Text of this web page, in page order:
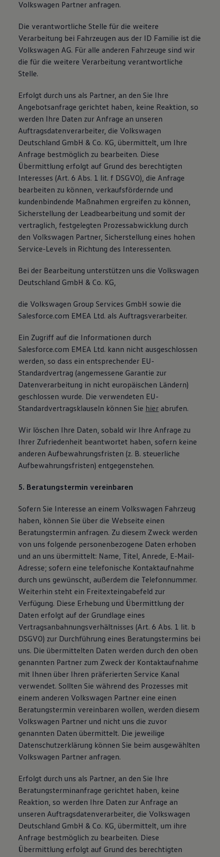
Volkswagen Partner anfragen.
Die verantwortliche Stelle für die weitere
Verarbeitung bei Fahrzeugen aus der ID Familie ist die
Volkswagen AG. Für alle anderen Fahrzeuge sind wir
die für die weitere Verarbeitung verantwortliche
Stelle.
Erfolgt durch uns als Partner, an den Sie Ihre
Angebotsanfrage gerichtet haben, keine Reaktion, so
werden Ihre Daten zur Anfrage an unseren
Auftragsdatenverarbeiter, die Volkswagen
Deutschland GmbH & Co. KG, übermittelt, um Ihre
Anfrage bestmöglich zu bearbeiten. Diese
Übermittlung erfolgt auf Grund des berechtigten
Interesses (Art. 6 Abs. 1 lit. f DSGVO), die Anfrage
bearbeiten zu können, verkaufsfördernde und
kundenbindende Maßnahmen ergreifen zu können,
Sicherstellung der Leadbearbeitung und somit der
vertraglich, festgelegten Prozessabwicklung durch
den Volkswagen Partner, Sicherstellung eines hohen
Service-Levels in Richtung des Interessenten.
Bei der Bearbeitung unterstützen uns die Volkswagen
Deutschland GmbH & Co. KG,
die Volkswagen Group Services GmbH sowie die
Salesforce.com EMEA Ltd. als Auftragsverarbeiter.
Ein Zugriff auf die Informationen durch
Salesforce.com EMEA Ltd. kann nicht ausgeschlossen
werden, so dass ein entsprechender EU-
Standardvertrag (angemessene Garantie zur
Datenverarbeitung in nicht europäischen Ländern)
geschlossen wurde. Die verwendeten EU-
Standardvertragsklauseln können Sie hier abrufen.
Wir löschen Ihre Daten, sobald wir Ihre Anfrage zu
Ihrer Zufriedenheit beantwortet haben, sofern keine
anderen Aufbewahrungsfristen (z. B. steuerliche
Aufbewahrungsfristen) entgegenstehen.
5. Beratungstermin vereinbaren
Sofern Sie Interesse an einem Volkswagen Fahrzeug
haben, können Sie über die Webseite einen
Beratungstermin anfragen. Zu diesem Zweck werden
von uns folgende personenbezogene Daten erhoben
und an uns übermittelt: Name, Titel, Anrede, E-Mail-
Adresse; sofern eine telefonische Kontaktaufnahme
durch uns gewünscht, außerdem die Telefonnummer.
Weiterhin steht ein Freitexteingabefeld zur
Verfügung. Diese Erhebung und Übermittlung der
Daten erfolgt auf der Grundlage eines
Vertragsanbahnungsverhältnisses (Art. 6 Abs. 1 lit. b
DSGVO) zur Durchführung eines Beratungstermins bei
uns. Die übermittelten Daten werden durch den oben
genannten Partner zum Zweck der Kontaktaufnahme
mit Ihnen über Ihren präferierten Service Kanal
verwendet. Sollten Sie während des Prozesses mit
einem anderen Volkswagen Partner eine einen
Beratungstermin vereinbaren wollen, werden diesem
Volkswagen Partner und nicht uns die zuvor
genannten Daten übermittelt. Die jeweilige
Datenschutzerklärung können Sie beim ausgewählten
Volkswagen Partner anfragen.
Erfolgt durch uns als Partner, an den Sie Ihre
Beratungsterminanfrage gerichtet haben, keine
Reaktion, so werden Ihre Daten zur Anfrage an
unseren Auftragsdatenverarbeiter, die Volkswagen
Deutschland GmbH & Co. KG, übermittelt, um ihre
Anfrage bestmöglich zu bearbeiten. Diese
Übermittlung erfolgt auf Grund des berechtigten